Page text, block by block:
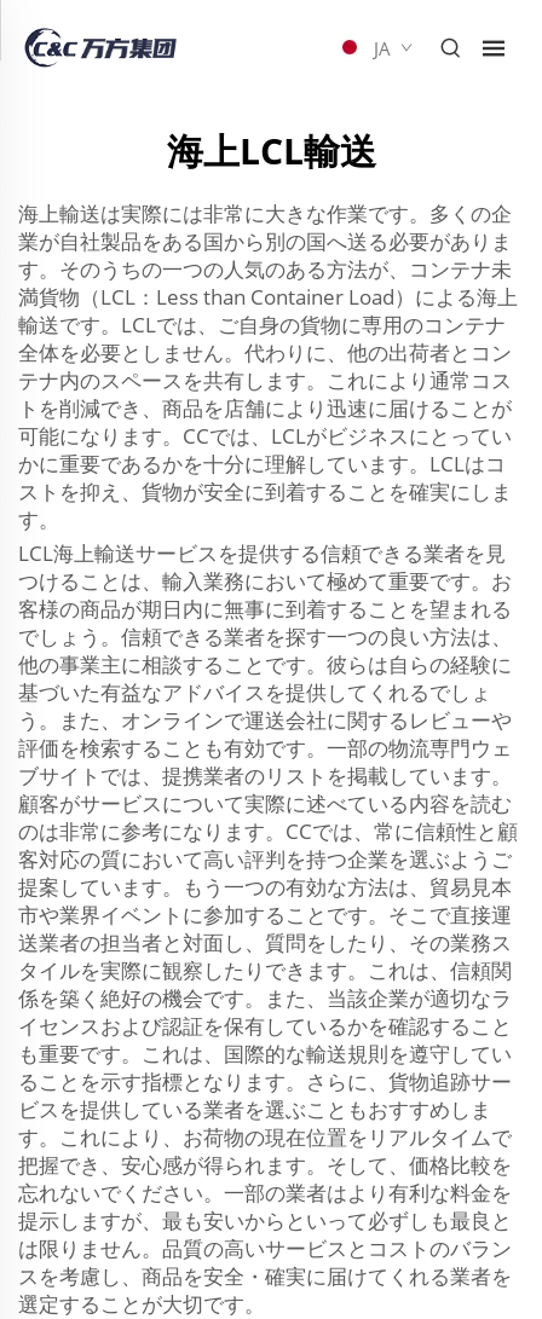
JA
海上LCL輸送
海上輸送は実際には非常に大きな作業です。多くの企
業が自社製品をある国から別の国へ送る必要がありま
す。そのうちの一つの人気のある方法が、コンテナ未
満貨物（LCL：Less than Container Load）による海上
輸送です。LCLでは、ご自身の貨物に専用のコンテナ
全体を必要としません。代わりに、他の出荷者とコン
テナ内のスペースを共有します。これにより通常コス
トを削減でき、商品を店舗により迅速に届けることが
可能になります。CCでは、LCLがビジネスにとってい
かに重要であるかを十分に理解しています。LCLはコ
ストを抑え、貨物が安全に到着することを確実にしま
す。
LCL海上輸送サービスを提供する信頼できる業者を見
つけることは、輸入業務において極めて重要です。お
客様の商品が期日内に無事に到着することを望まれる
でしょう。信頼できる業者を探す一つの良い方法は、
他の事業主に相談することです。彼らは自らの経験に
基づいた有益なアドバイスを提供してくれるでしょ
う。また、オンラインで運送会社に関するレビューや
評価を検索することも有効です。一部の物流専門ウェ
ブサイトでは、提携業者のリストを掲載しています。
顧客がサービスについて実際に述べている内容を読む
のは非常に参考になります。CCでは、常に信頼性と顧
客対応の質において高い評判を持つ企業を選ぶようご
提案しています。もう一つの有効な方法は、貿易見本
市や業界イベントに参加することです。そこで直接運
送業者の担当者と対面し、質問をしたり、その業務ス
タイルを実際に観察したりできます。これは、信頼関
係を築く絶好の機会です。また、当該企業が適切なラ
イセンスおよび認証を保有しているかを確認すること
も重要です。これは、国際的な輸送規則を遵守してい
ることを示す指標となります。さらに、貨物追跡サー
ビスを提供している業者を選ぶこともおすすめしま
す。これにより、お荷物の現在位置をリアルタイムで
把握でき、安心感が得られます。そして、価格比較を
忘れないでください。一部の業者はより有利な料金を
提示しますが、最も安いからといって必ずしも最良と
は限りません。品質の高いサービスとコストのバラン
スを考慮し、商品を安全・確実に届けてくれる業者を
選定することが大切です。